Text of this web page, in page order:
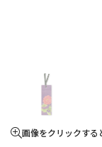
画像をクリックする